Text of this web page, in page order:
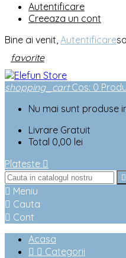
Autentificare
Creeaza un cont
Bine ai venit, Autentificare
favorite
shopping_cart Cos: 0
Nu mai sunt produse
Livrare Gratuit
Total 0,00 lei
Plateste 

 Meniu
 Cauta
 Cont
Acasa
  Categorii